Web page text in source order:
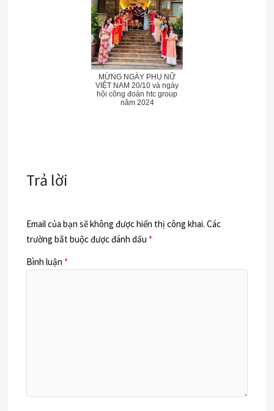
MỪNG NGÀY PHỤ NỮ
VIỆT NAM 20/10 và ngày
hội công đoàn htc group
năm 2024
Trả lời
Email của bạn sẽ không được hiển thị công khai. Các
trường bắt buộc được đánh dấu *
Bình luận *